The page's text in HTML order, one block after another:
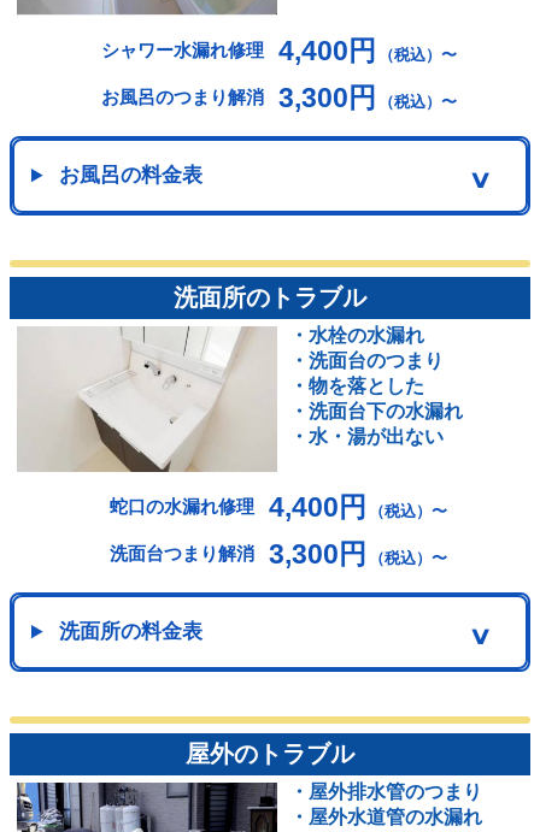
シャワー水漏れ修理 4,400円 （税込）〜
お風呂のつまり解消 3,300円 （税込）〜
お風呂の料金表 ∨
洗面所のトラブル
・水栓の水漏れ
・洗面台のつまり
・物を落とした
・洗面台下の水漏れ
・水・湯が出ない
蛇口の水漏れ修理 4,400円 （税込）〜
洗面台つまり解消 3,300円 （税込）〜
洗面所の料金表 ∨
屋外のトラブル
・屋外排水管のつまり
・屋外水道管の水漏れ